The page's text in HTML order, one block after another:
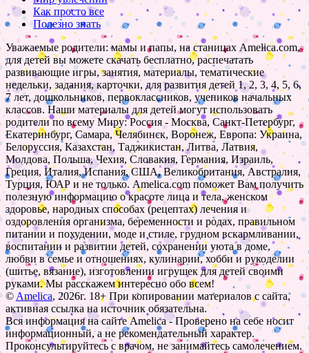
Как просто все
Полезно знать
Уважаемые родители: мамы и папы, на станицах Amelica.com,
для детей вы можете скачать бесплатно, распечатать
развивающие игры, занятия, материалы, тематические
недельки, задания, карточки, для развития детей 1, 2, 3, 4, 5, 6,
7 лет, дошкольников, первоклассников, учеников начальных
классов. Наши материалы для детей могут использовать
родители по всему Миру: Россия - Москва, Санкт-Петербург,
Екатеринбург, Самара, Челябинск, Воронеж, Европа: Украина,
Белоруссия, Казахстан, Таджикистан, Литва, Латвия,
Молдова, Польша, Чехия, Словакия, Германия, Израиль,
Греция, Италия, Испания, США, Великобритания, Австралия,
Турция, ЮАР и не только. Amelica.com поможет Вам получить
полезную информацию о красоте лица и тела, женском
здоровье, народных способах (рецептах) лечения и
оздоровления организма, беременности и родах, правильном
питании и похудении, моде и стиле, грудном вскармливании,
воспитании и развитии детей, сохранении уюта в доме,
любви в семье и отношениях, кулинарии, хобби и рукоделии
(шитье, вязание), изготовлении игрушек для детей своими
руками. Мы расскажем интересно обо всем!
© Amelica, 2026г. 18+ При копировании материалов с сайта,
активная ссылка на источник обязательна.
Вся информация на сайте Amelica - Проверено на себе носит
информационный, а не рекомендательный характер.
Проконсультируйтесь с врачом, не занимайтесь самолечением.